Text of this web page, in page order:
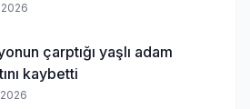
çarptığı yaşlı adam
kaybetti